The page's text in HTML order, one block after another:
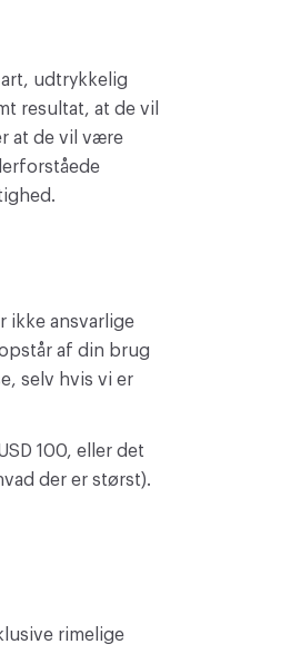
udtrykkelig
resultat, at de vil
at de vil være
ikke ansvarlige
af din brug
selv hvis vi er
100, eller det
der er størst).
rimelige